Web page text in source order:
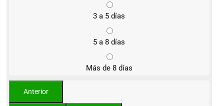
3 a 5 días
5 a 8 días
Más de 8 días